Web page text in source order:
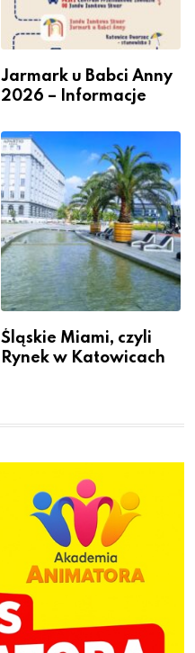
Jarmark u Babci Anny
2026 – Informacje
Śląskie Miami, czyli
Rynek w Katowicach